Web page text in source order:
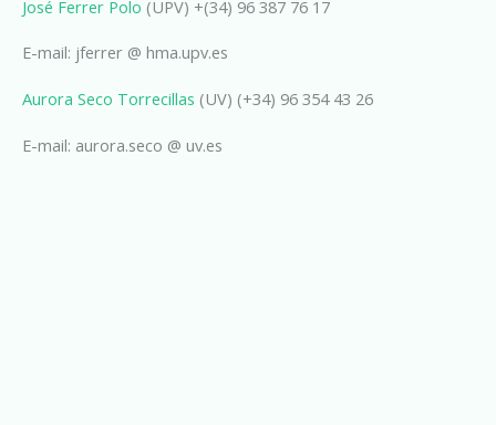
José Ferrer Polo (UPV) +(34) 96 387 76 17
E-mail: jferrer @ hma.upv.es
Aurora Seco Torrecillas (UV) (+34) 96 354 43 26
E-mail: aurora.seco @ uv.es